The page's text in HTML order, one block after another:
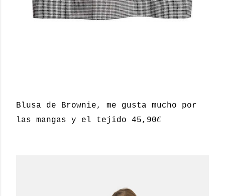
Blusa de Brownie, me gusta mucho por
las mangas y el tejido 45,90€